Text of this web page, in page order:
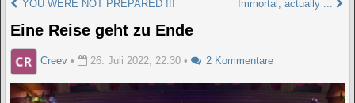
YOU WERE NOT PREPARED !!! Immortal, actually ...
Eine Reise geht zu Ende
Creev • 26. Juli 2022, 22:30 • 2 Kommentare